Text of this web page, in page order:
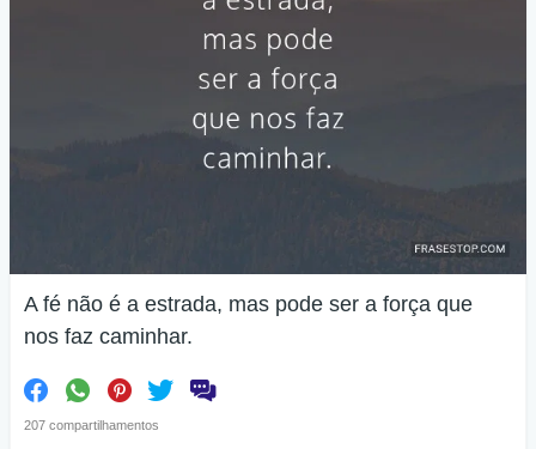
A fé não é a estrada, mas pode ser a força que
nos faz caminhar.
207 compartilhamentos